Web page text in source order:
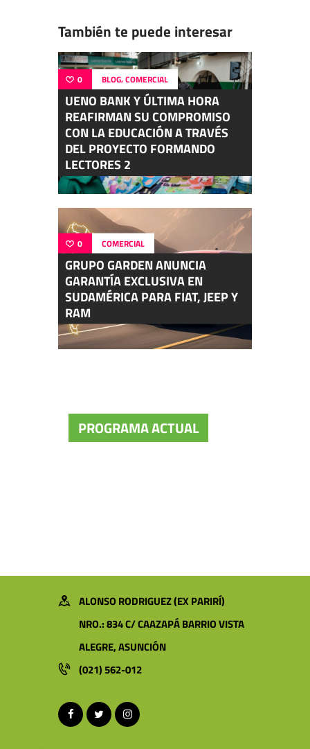
También te puede interesar
0 BLOG,COMERCIAL
UENO BANK Y ÚLTIMA HORA
REAFIRMAN SU COMPROMISO
CON LA EDUCACIÓN A TRAVÉS
DEL PROYECTO FORMANDO
LECTORES 2
0 COMERCIAL
GRUPO GARDEN ANUNCIA
GARANTÍA EXCLUSIVA EN
SUDAMÉRICA PARA FIAT, JEEP Y
RAM
PROGRAMA ACTUAL
ALONSO RODRIGUEZ (EX PARIRÍ)
NRO.: 834 C/ CAAZAPÁ BARRIO VISTA
ALEGRE, ASUNCIÓN
(021) 562-012